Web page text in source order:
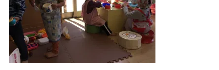
各園の紹介
草深こじか保育園